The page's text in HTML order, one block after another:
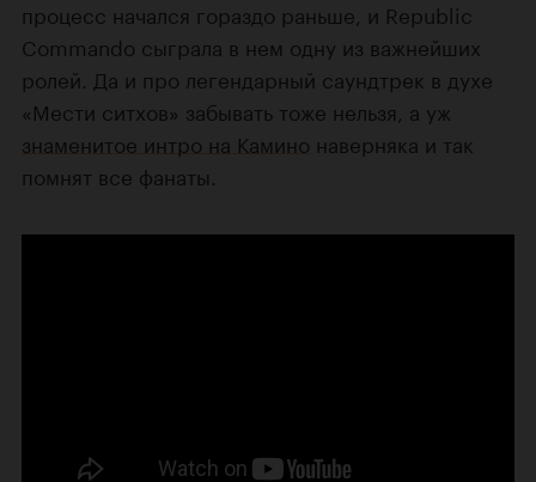
процесс начался гораздо раньше, и Republic
Commando сыграла в нем одну из важнейших
ролей. Да и про легендарный саундтрек в духе
«Мести ситхов» забывать тоже нельзя, а уж
знаменитое интро на Камино наверняка и так
помнят все фанаты.